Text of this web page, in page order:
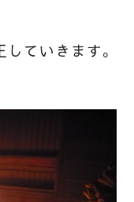
ていきます。